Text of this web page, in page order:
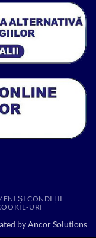
ȘI CONDIȚII
URI
byAncor Solutions